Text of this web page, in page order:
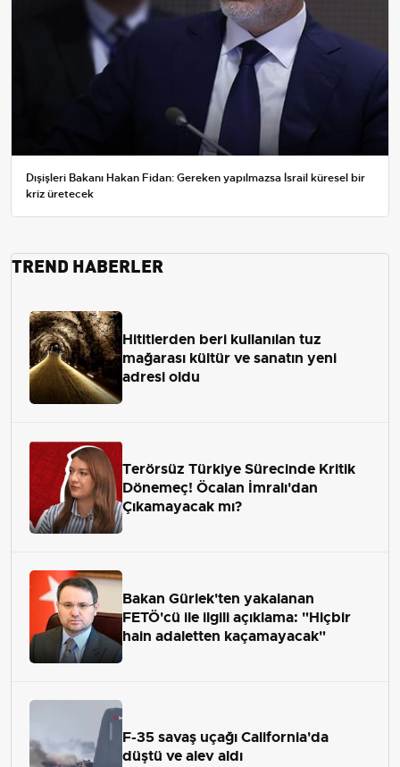
Dışişleri Bakanı Hakan Fidan: Gereken yapılmazsa İsrail küresel bir
kriz üretecek
TREND HABERLER
Hititlerden beri kullanılan tuz
mağarası kültür ve sanatın yeni
adresi oldu
Terörsüz Türkiye Sürecinde Kritik
Dönemeç! Öcalan İmralı'dan
Çıkamayacak mı?
Bakan Gürlek'ten yakalanan
FETÖ'cü ile ilgili açıklama: "Hiçbir
hain adaletten kaçamayacak"
F-35 savaş uçağı California'da
düştü ve alev aldı